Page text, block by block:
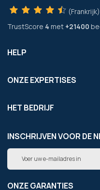
(Frankrijk)
TrustScore 4 met +21400
HELP
ONZE EXPERTISES
HET BEDRIJF
INSCHRIJVEN VOOR DE
Abonneer
op
onze
ONZE GARANTIES